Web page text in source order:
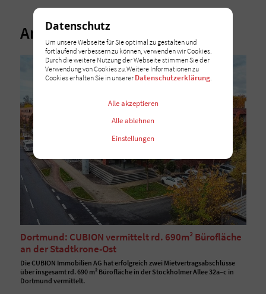
Andere Nachrichten
Dortmund: CUBION vermittelt rd. 690m² Bürofläche
an der Stadtkrone-Ost
Die CUBION Immobilien AG hat erfolgreich zwei Mietvertragsabschlüsse
über insgesamt rd. 690 m² Bürofläche in der Stockholmer Allee 32a–c in
Dortmund vermittelt.
Datenschutz
Um unsere Webseite für Sie optimal zu gestalten und
fortlaufend verbessern zu können, verwenden wir Cookies.
Durch die weitere Nutzung der Webseite stimmen Sie der
Verwendung von Cookies zu.Weitere Informationen zu
Cookies erhalten Sie in unserer Datenschutzerklärung
Einstellungen
Alle ablehnen
Alle akzeptieren